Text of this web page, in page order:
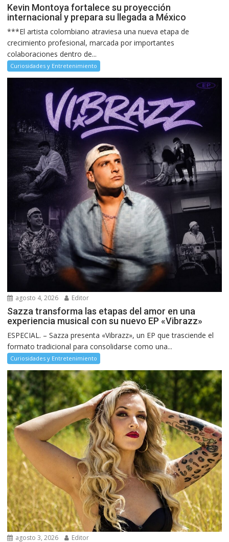
Kevin Montoya fortalece su proyección
internacional y prepara su llegada a México
***El artista colombiano atraviesa una nueva etapa de
crecimiento profesional, marcada por importantes
colaboraciones dentro de...
Curiosidades y Entretenimiento
agosto 4, 2026 Editor
Sazza transforma las etapas del amor en una
experiencia musical con su nuevo EP «Vibrazz»
ESPECIAL. – Sazza presenta «Vibrazz», un EP que trasciende el
formato tradicional para consolidarse como una...
Curiosidades y Entretenimiento
agosto 3, 2026 Editor